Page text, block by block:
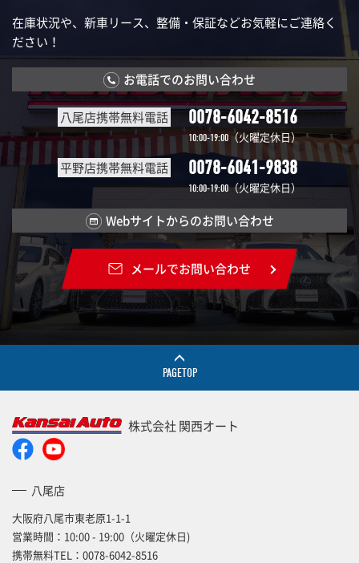
在庫状況や、新車リース、整備・保証などお気軽にご連絡く
ださい！
お電話でのお問い合わせ
八尾店携帯無料電話 0078-6042-8516
10:00-19:00 （火曜定休日）
平野店携帯無料電話 0078-6041-9838
10:00-19:00（火曜定休日）
Webサイトからのお問い合わせ
メールでお問い合わせ
PAGETOP
株式会社 関西オート
八尾店
大阪府八尾市東老原1-1-1
営業時間：10:00 - 19:00（火曜定休日)
携帯無料TEL： 0078-6042-8516